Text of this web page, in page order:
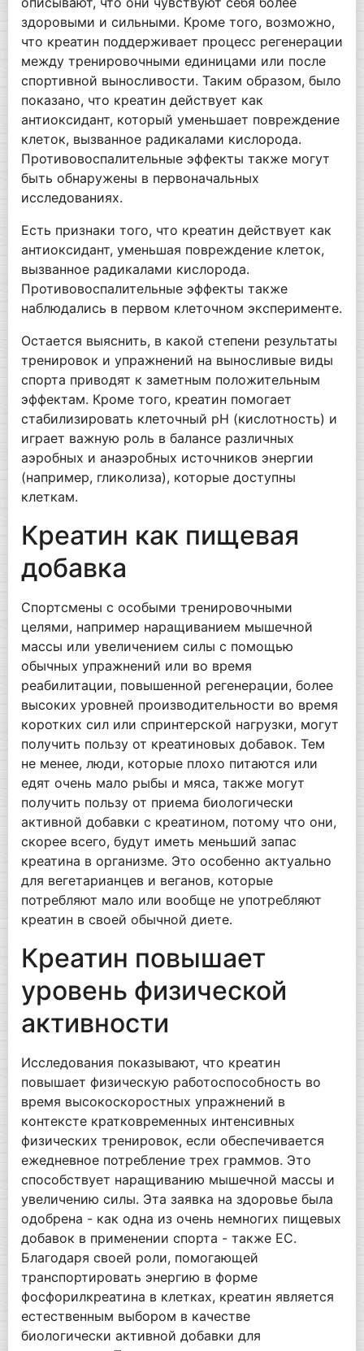
здоровыми и сильными. Кроме того, возможно,
что креатин поддерживает процесс регенерации
между тренировочными единицами или после
спортивной выносливости. Таким образом, было
показано, что креатин действует как
антиоксидант, который уменьшает повреждение
клеток, вызванное радикалами кислорода.
Противовоспалительные эффекты также могут
быть обнаружены в первоначальных
исследованиях.
Есть признаки того, что креатин действует как
антиоксидант, уменьшая повреждение клеток,
вызванное радикалами кислорода.
Противовоспалительные эффекты также
наблюдались в первом клеточном эксперименте.
Остается выяснить, в какой степени результаты
тренировок и упражнений на выносливые виды
спорта приводят к заметным положительным
эффектам. Кроме того, креатин помогает
стабилизировать клеточный рН (кислотность) и
играет важную роль в балансе различных
аэробных и анаэробных источников энергии
(например, гликолиза), которые доступны
клеткам.
Креатин как пищевая
добавка
Спортсмены с особыми тренировочными
целями, например наращиванием мышечной
массы или увеличением силы с помощью
обычных упражнений или во время
реабилитации, повышенной регенерации, более
высоких уровней производительности во время
коротких сил или спринтерской нагрузки, могут
получить пользу от креатиновых добавок. Тем
не менее, люди, которые плохо питаются или
едят очень мало рыбы и мяса, также могут
получить пользу от приема биологически
активной добавки с креатином, потому что они,
скорее всего, будут иметь меньший запас
креатина в организме. Это особенно актуально
для вегетарианцев и веганов, которые
потребляют мало или вообще не употребляют
креатин в своей обычной диете.
Креатин повышает
уровень физической
активности
Исследования показывают, что креатин
повышает физическую работоспособность во
время высокоскоростных упражнений в
контексте кратковременных интенсивных
физических тренировок, если обеспечивается
ежедневное потребление трех граммов. Это
способствует наращиванию мышечной массы и
увеличению силы. Эта заявка на здоровье была
одобрена - как одна из очень немногих пищевых
добавок в применении спорта - также ЕС.
Благодаря своей роли, помогающей
транспортировать энергию в форме
фосфорилкреатина в клетках, креатин является
естественным выбором в качестве
биологически активной добавки для